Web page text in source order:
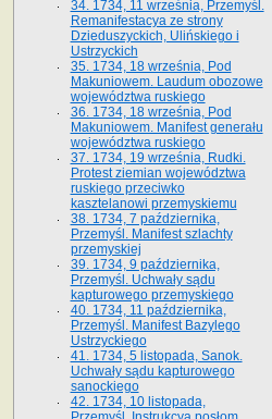
34. 1734, 11 września, Przemyśl.
Remanifestacya ze strony
Dzieduszyckich, Ulińskiego i
Ustrzyckich
35. 1734, 18 września, Pod
Makuniowem. Laudum obozowe
województwa ruskiego
36. 1734, 18 września, Pod
Makuniowem. Manifest generału
województwa ruskiego
37. 1734, 19 września, Rudki.
Protest ziemian województwa
ruskiego przeciwko
kasztelanowi przemyskiemu
38. 1734, 7 października,
Przemyśl. Manifest szlachty
przemyskiej
39. 1734, 9 października,
Przemyśl. Uchwały sądu
kapturowego przemyskiego
40. 1734, 11 października,
Przemyśl. Manifest Bazylego
Ustrzyckiego
41. 1734, 5 listopada, Sanok.
Uchwały sądu kapturowego
sanockiego
42. 1734, 10 listopada,